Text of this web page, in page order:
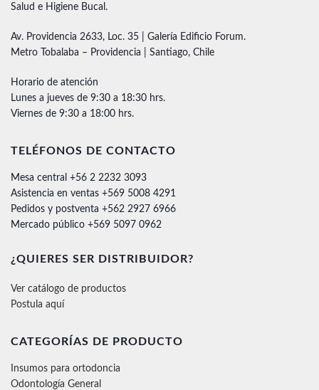
Salud e Higiene Bucal.
Av. Providencia 2633, Loc. 35 | Galería Edificio Forum.
Metro Tobalaba – Providencia | Santiago, Chile
Horario de atención
Lunes a jueves de 9:30 a 18:30 hrs.
Viernes de 9:30 a 18:00 hrs.
TELÉFONOS DE CONTACTO
Mesa central +56 2 2232 3093
Asistencia en ventas +569 5008 4291
Pedidos y postventa +562 2927 6966
Mercado público +569 5097 0962
¿QUIERES SER DISTRIBUIDOR?
Ver catálogo de productos
Postula aquí
CATEGORÍAS DE PRODUCTO
Insumos para ortodoncia
Odontología General